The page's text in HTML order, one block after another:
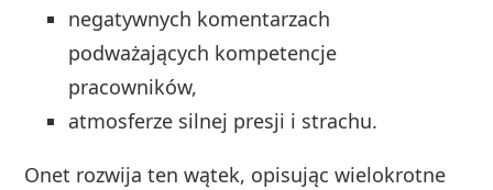
negatywnych komentarzach
podważających kompetencje
pracowników,
atmosferze silnej presji i strachu.
Onet rozwija ten wątek, opisując wielokrotne